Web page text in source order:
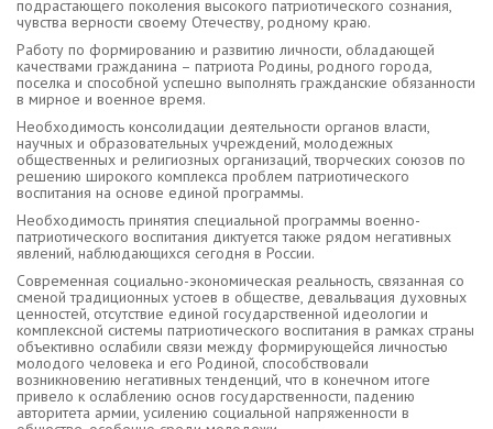
подрастающего поколения высокого патриотического сознания,
чувства верности своему Отечеству, родному краю.
Работу по формированию и развитию личности, обладающей
качествами гражданина – патриота Родины, родного города,
поселка и способной успешно выполнять гражданские обязанности
в мирное и военное время.
Необходимость консолидации деятельности органов власти,
научных и образовательных учреждений, молодежных
общественных и религиозных организаций, творческих союзов по
решению широкого комплекса проблем патриотического
воспитания на основе единой программы.
Необходимость принятия специальной программы военно-
патриотического воспитания диктуется также рядом негативных
явлений, наблюдающихся сегодня в России.
Современная социально-экономическая реальность, связанная со
сменой традиционных устоев в обществе, девальвация духовных
ценностей, отсутствие единой государственной идеологии и
комплексной системы патриотического воспитания в рамках страны
объективно ослабили связи между формирующейся личностью
молодого человека и его Родиной, способствовали
возникновению негативных тенденций, что в конечном итоге
привело к ослаблению основ государственности, падению
авторитета армии, усилению социальной напряженности в